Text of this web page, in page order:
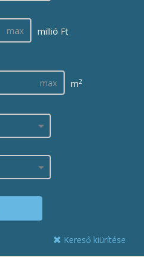
millió Ft
m2
Kereső kiürítése